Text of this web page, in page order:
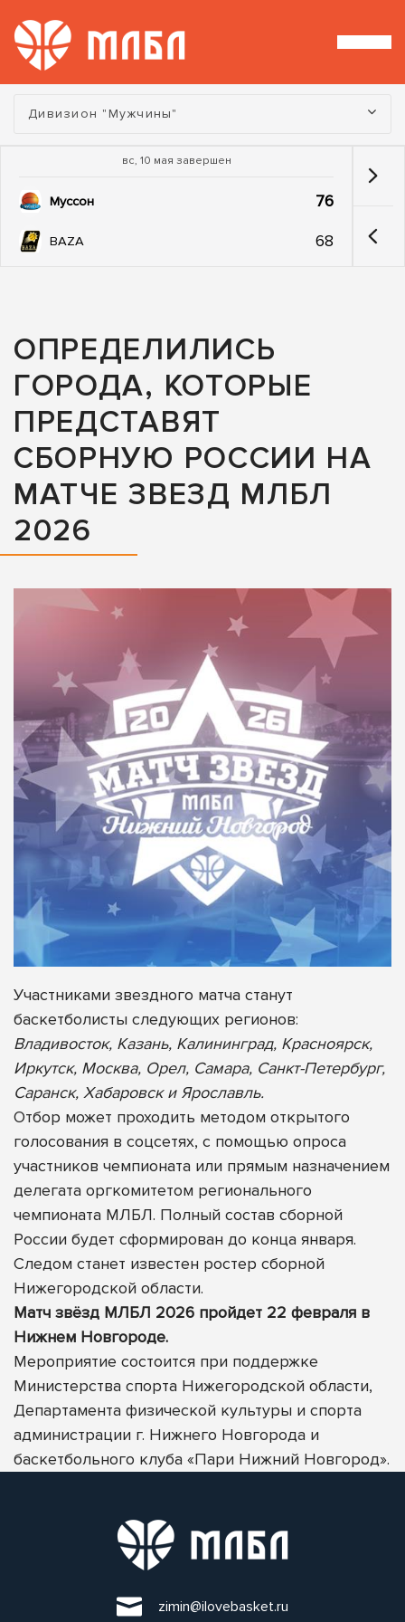
Турнир:
Дивизион "Мужчины"
вс, 10 мая завершен
Муссон 76
BAZA 68
ОПРЕДЕЛИЛИСЬ
ГОРОДА, КОТОРЫЕ
ПРЕДСТАВЯТ
СБОРНУЮ РОССИИ НА
МАТЧЕ ЗВЕЗД МЛБЛ
2026
Участниками звездного матча станут
баскетболисты следующих регионов:
Владивосток, Казань, Калининград, Красноярск,
Иркутск, Москва, Орел, Самара, Санкт-Петербург,
Саранск, Хабаровск и Ярославль.
Отбор может проходить методом открытого
голосования в соцсетях, с помощью опроса
участников чемпионата или прямым назначением
делегата оргкомитетом регионального
чемпионата МЛБЛ. Полный состав сборной
России будет сформирован до конца января.
Следом станет известен ростер сборной
Нижегородской области.
Матч звёзд МЛБЛ 2026 пройдет 22 февраля в
Нижнем Новгороде.
Мероприятие состоится при поддержке
Министерства спорта Нижегородской области,
Департамента физической культуры и спорта
администрации г. Нижнего Новгорода и
баскетбольного клуба «Пари Нижний Новгород».
zimin@ilovebasket.ru